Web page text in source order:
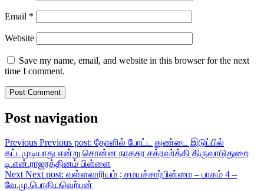
Email *
Website
Save my name, email, and website in this browser for the next
time I comment.
Post navigation
Previous Previous post: தோளில் போட்ட துண்டை இடுப்பில்
கட்டமுடியாது என்று சொன்ன நாதசுர சக்ரவர்த்தி திருவாடுதுறை
டி.என்.ராஜரத்தினம் பிள்ளை
Next Next post: வள்ளலாரியம் ; சமயச்சார்பின்மை – பாகம் 4 –
வே.மு.பொதியவெற்பன்